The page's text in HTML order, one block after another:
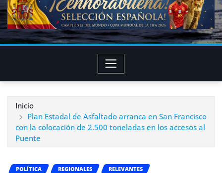
Inicio
Plan Estadal de Asfaltado arranca en San Francisco
con la colocación de 2.500 toneladas en los accesos al
Puente
POLÍTICA REGIONALES
RELEVANTES